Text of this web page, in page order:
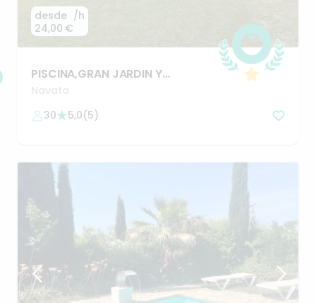
desde
24,00 €
/h
PISCINA​,​GRAN JARDIN Y
BARBACOA
Navata
30
5,0(5)